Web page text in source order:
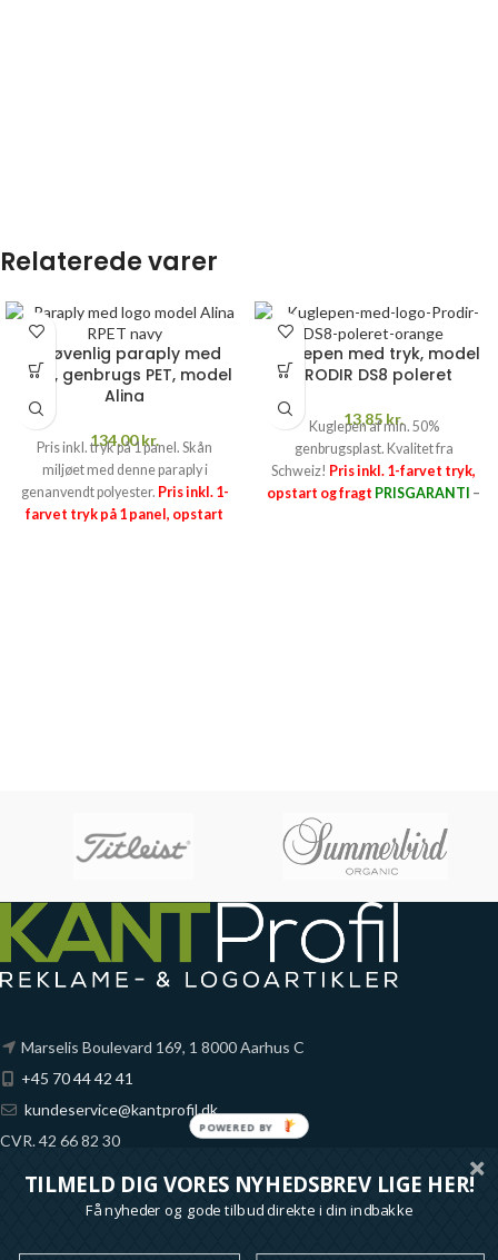
Relaterede varer
Miljøvenlig paraply med
logo, genbrugs PET, model
Alina
134,00kr.
Pris inkl. tryk på 1 panel. Skån
miljøet med denne paraply i
genanvendt polyester. Pris inkl. 1-
farvet tryk på 1 panel, opstart
Kuglepen med tryk, model
PRODIR DS8 poleret
13,85 kr.
Kuglepen af min. 50%
genbrugsplast. Kvalitet fra
Schweiz! Pris inkl. 1-farvet tryk,
opstart og fragt PRISGARANTI –
Marselis Boulevard 169, 1 8000 Aarhus C
+45 70 44 42 41
kundeservice@kantprofil.dk
CVR. 42 66 82 30
Reg. 6851 Konto 1065689
TILMELD DIG VORES NYHEDSBREV LIGE HER!
Få nyheder og gode tilbud direkte i din indbakke